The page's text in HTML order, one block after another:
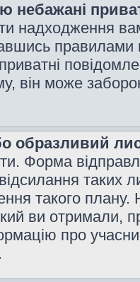
небажані
надходження
він може
образливий
Форма
таких
такого
ви отримали,
про